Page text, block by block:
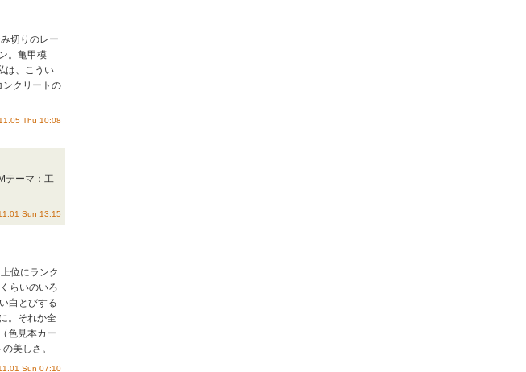
切りのレー
。亀甲模
は、こうい
ンクリートの
Thu 10:08
テーマ：工
Sun 13:15
位にランク
らいのいろ
白とびする
。それか全
色見本カー
美しさ。
Sun 07:10